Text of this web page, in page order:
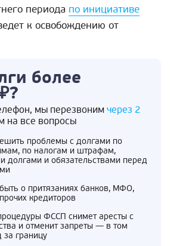
периода по инициативе
к освобождению от
более
мы перезвоним через 2
на все вопросы
проблемы с долгами по
по налогам и штрафам,
долгами и обязательствами перед
о притязаниях банков, МФО,
кредиторов
ФССП снимет аресты с
и отменит запреты — в том
за границу